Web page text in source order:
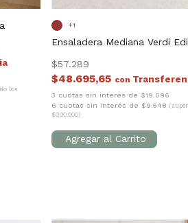
los
Ensaladera Mediana Verdi
$57.289
$48.695,65 con
3 cuotas sin interés de $19.096
6 cuotas sin interés de $9.548
$300.000)
+1